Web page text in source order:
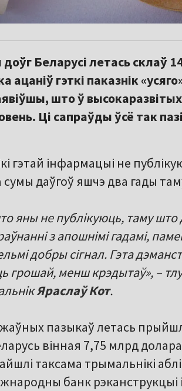
Беларусі летась склаў
гэткі паказнік
што ў высокаразвітых
Ці сапраўды ўсё так
гэтай інфармацыі не
сумы даўгоў яшчэ два гады
яны не публікуюць, таму
з апошнімі гадамі,
добры сігнал. Гэта
грошай, менш крэдытаў», –
Яраслаў Кот.
пазыкаў летась
вінная 7,75 млрд
таксама трымальнікі
банк рэканструкцыі